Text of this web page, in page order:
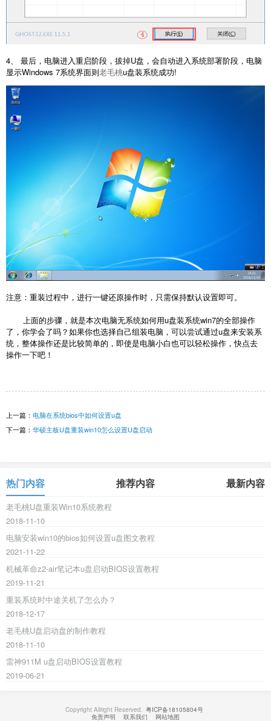
4、 最后，电脑进入重启阶段，拔掉U盘，会自动进入系统部署阶段，电脑
显示Windows 7系统界面则老毛桃u盘装系统成功!
注意：重装过程中，进行一键还原操作时，只需保持默认设置即可。
上面的步骤，就是本次电脑无系统如何用u盘装系统win7的全部操作
了，你学会了吗？如果你也选择自己组装电脑，可以尝试通过u盘来安装系
统，整体操作还是比较简单的，即使是电脑小白也可以轻松操作，快点去
操作一下吧！
上一篇： 电脑在系统bios中如何设置u盘
下一篇： 华硕主板U盘重装win10怎么设置U盘启动
热门内容 推荐内容 最新内容
老毛桃U盘重装Win10系统教程
2018-11-10
电脑安装win10的bios如何设置u盘图文教程
2021-11-22
机械革命z2-air笔记本u盘启动BIOS设置教程
2019-11-21
重装系统时中途关机了怎么办？
2018-12-17
老毛桃U盘启动盘的制作教程
2018-11-10
雷神911M u盘启动BIOS设置教程
2019-06-21
Copyright Allright Reserved. 粤ICP备18105804号
免责声明
联系我们 网站地图